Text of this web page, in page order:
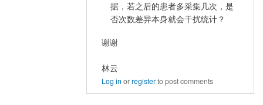
据，若之后的患者多采集几次，是
否次数差异本身就会干扰统计？
谢谢
林云
Log in orregisterto post comments